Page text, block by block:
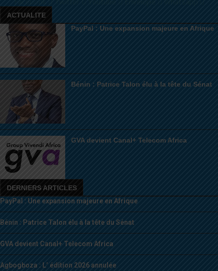
ACTUALITE
PayPal : Une expansion majeure en Afrique
Bénin : Patrice Talon élu à la tête du Sénat
GVA devient Canal+ Telecom Africa
DERNIERS ARTICLES
PayPal : Une expansion majeure en Afrique
Bénin : Patrice Talon élu à la tête du Sénat
GVA devient Canal+ Telecom Africa
Agbogboza : L’ édition 2026 annulée